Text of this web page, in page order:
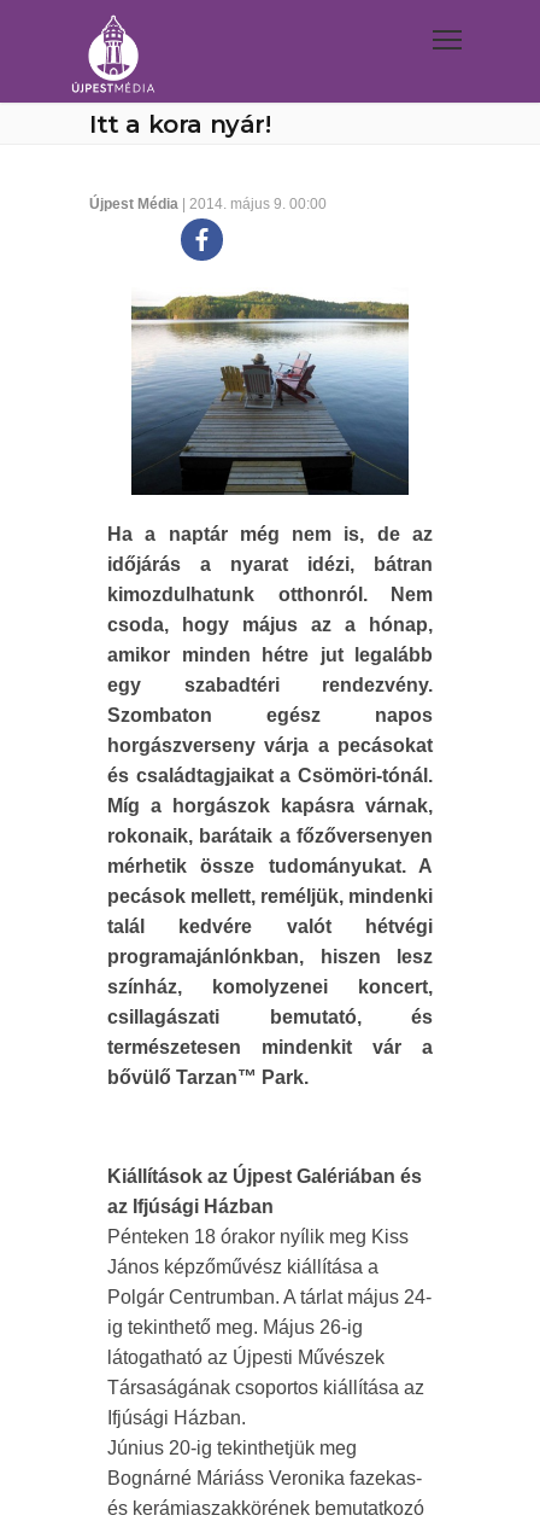
Itt a kora nyár!
Újpest Média | 2014. május 9. 00:00
Ha a naptár még nem is, de az
időjárás a nyarat idézi, bátran
kimozdulhatunk otthonról. Nem
csoda, hogy május az a hónap,
amikor minden hétre jut legalább
egy szabadtéri rendezvény.
Szombaton egész napos
horgászverseny várja a pecásokat
és családtagjaikat a Csömöri-tónál.
Míg a horgászok kapásra várnak,
rokonaik, barátaik a főzőversenyen
mérhetik össze tudományukat. A
pecások mellett, reméljük, mindenki
talál kedvére valót hétvégi
programajánlónkban, hiszen lesz
színház, komolyzenei koncert,
csillagászati bemutató, és
természetesen mindenkit vár a
bővülő Tarzan™ Park.
Kiállítások az Újpest Galériában és
az Ifjúsági Házban
Pénteken 18 órakor nyílik meg Kiss
János képzőművész kiállítása a
Polgár Centrumban. A tárlat május 24-
ig tekinthető meg. Május 26-ig
látogatható az Újpesti Művészek
Társaságának csoportos kiállítása az
Ifjúsági Házban.
Június 20-ig tekinthetjük meg
Bognárné Máriáss Veronika fazekas-
és kerámiaszakkörének bemutatkozó